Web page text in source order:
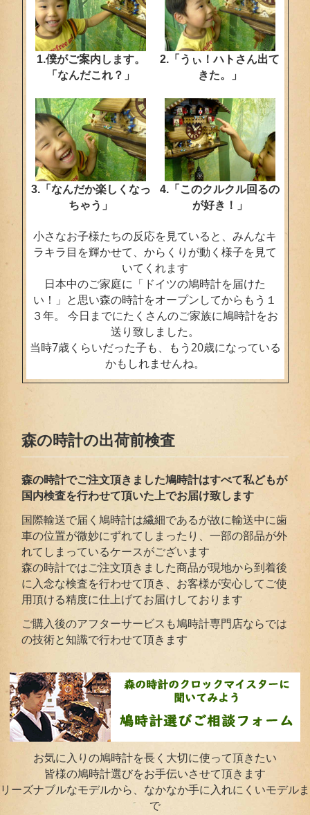
1.僕がご案内します。
「なんだこれ？」
2.「うぃ！ハトさん出て
きた。」
3.「なんだか楽しくなっ
ちゃう」
4.「このクルクル回るの
が好き！」
小さなお子様たちの反応を見ていると、みんなキ
ラキラ目を輝かせて、からくりが動く様子を見て
いてくれます
日本中のご家庭に「ドイツの鳩時計を届けた
い！」と思い森の時計をオープンしてからもう１
３年。 今日までにたくさんのご家族に鳩時計をお
送り致しました。
当時7歳くらいだった子も、もう20歳になっている
かもしれませんね。
森の時計の出荷前検査
森の時計でご注文頂きました鳩時計はすべて私どもが
国内検査を行わせて頂いた上でお届け致します
国際輸送で届く鳩時計は繊細であるが故に輸送中に歯
車の位置が微妙にずれてしまったり、一部の部品が外
れてしまっているケースがございます
森の時計ではご注文頂きました商品が現地から到着後
に入念な検査を行わせて頂き、お客様が安心してご使
用頂ける精度に仕上げてお届けしております
ご購入後のアフターサービスも鳩時計専門店ならでは
の技術と知識で行わせて頂きます
お気に入りの鳩時計を長く大切に使って頂きたい
皆様の鳩時計選びをお手伝いさせて頂きます
リーズナブルなモデルから、なかなか手に入れにくいモデルま
で